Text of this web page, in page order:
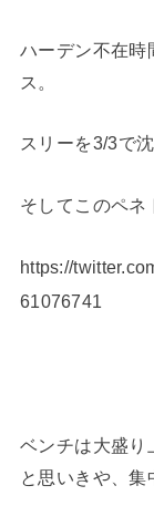
ハーデン不在時
ス。
スリーを3/3で
そしてこのペネ
https://
61076741
ベンチは大盛り
と思いきや、集